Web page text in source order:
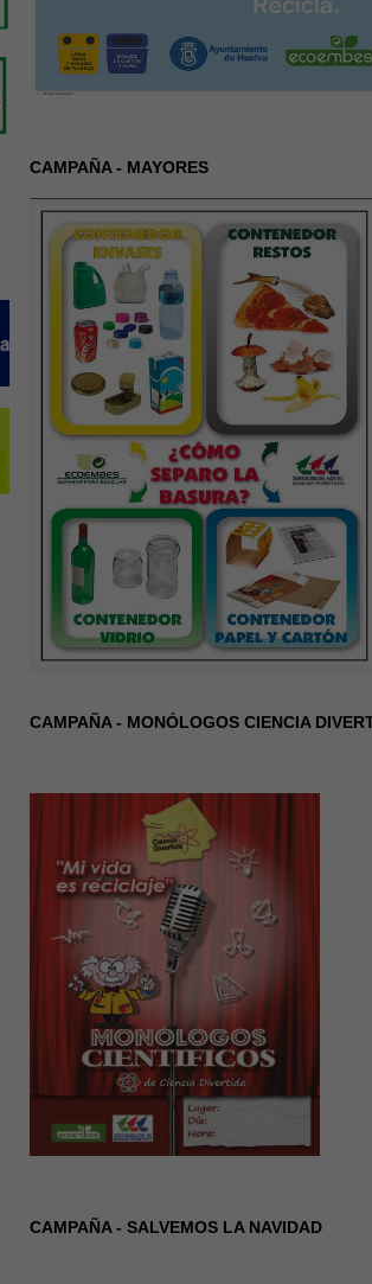
CAMPAÑA - MAYORES
CAMPAÑA - MONÓLOGOS CIENCIA
CAMPAÑA - SALVEMOS LA NAVIDAD